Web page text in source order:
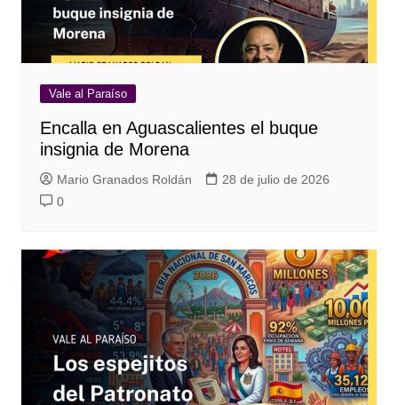
Vale al Paraíso
Encalla en Aguascalientes el buque
insignia de Morena
Mario Granados Roldán
28 de julio de 2026
0